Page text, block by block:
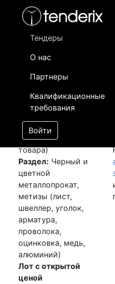
Тендеры
О нас
Партнеры
Квалификационные
требования
Войти
- активный лот
- сохраненный лот (не
Закуп: Лист
рифленый
[Завершен]
Лот №:6074
АУКЦИОН (покупка
товара)
Раздел: Черный и
цветной
металлопрокат,
метизы (лист,
швеллер, уголок,
арматура,
проволока,
оцинковка, медь,
алюминий)
Лот с открытой
ценой